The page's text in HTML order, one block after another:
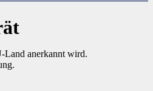
Land anerkannt wird.